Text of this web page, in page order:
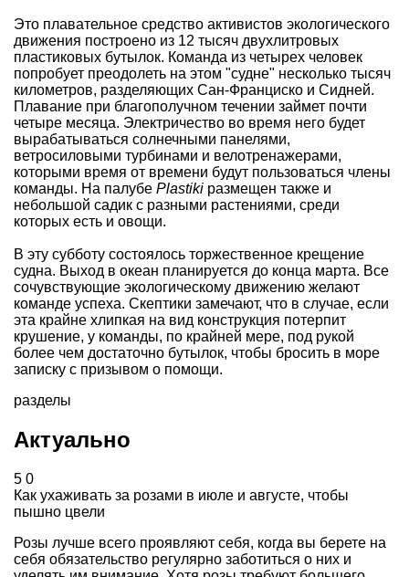
Это плавательное средство активистов экологического
движения построено из 12 тысяч двухлитровых
пластиковых бутылок. Команда из четырех человек
попробует преодолеть на этом "судне" несколько тысяч
километров, разделяющих Сан-Франциско и Сидней.
Плавание при благополучном течении займет почти
четыре месяца. Электричество во время него будет
вырабатываться солнечными панелями,
ветросиловыми турбинами и велотренажерами,
которыми время от времени будут пользоваться члены
команды. На палубе Plastiki размещен также и
небольшой садик с разными растениями, среди
которых есть и овощи.
В эту субботу состоялось торжественное крещение
судна. Выход в океан планируется до конца марта. Все
сочувствующие экологическому движению желают
команде успеха. Скептики замечают, что в случае, если
эта крайне хлипкая на вид конструкция потерпит
крушение, у команды, по крайней мере, под рукой
более чем достаточно бутылок, чтобы бросить в море
записку с призывом о помощи.
разделы
Актуально
5 0
Как ухаживать за розами в июле и августе, чтобы
пышно цвели
Розы лучше всего проявляют себя, когда вы берете на
себя обязательство регулярно заботиться о них и